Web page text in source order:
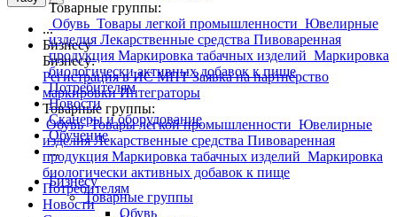
Товарные группы:
Обувь Товары легкой промышленности Ювелирные
изделия Лекарственные средства Пивоваренная
продукция Маркировка табачных изделий Маркировка
биологически активных добавок к пище
Потребителям
Новости
Сканеры и оборудование
Обучение
...
Бизнесу
Товарные группы
Обувь
...
Бизнесу
Бизнесу:
Регистрация в ИС МПТЗаявка на партнёрство
маркировкиИнтеграторы
Товарные группы:
ОбувьТовары легкой промышленности Ювелирные
изделияЛекарственные средства Пивоваренная
продукция Маркировка табачных изделий Маркировка
биологически активных добавок к пище
Потребителям
Новости